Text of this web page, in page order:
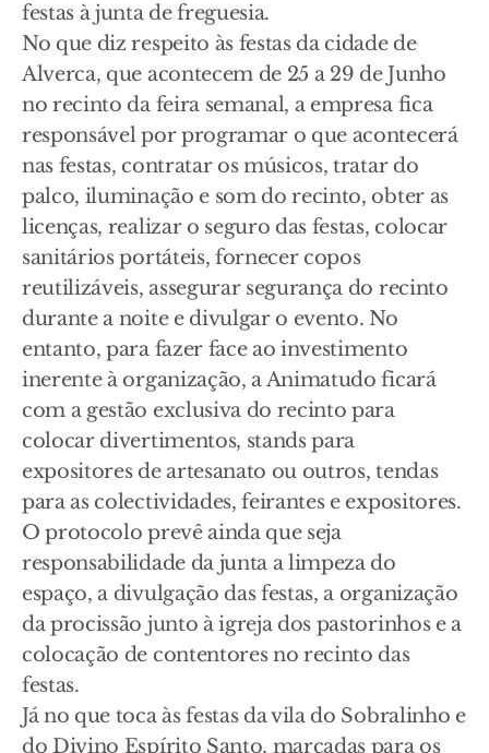
festas à junta de freguesia.
No que diz respeito às festas da cidade de
Alverca, que acontecem de 25 a 29 de Junho
no recinto da feira semanal, a empresa fica
responsável por programar o que acontecerá
nas festas, contratar os músicos, tratar do
palco, iluminação e som do recinto, obter as
licenças, realizar o seguro das festas, colocar
sanitários portáteis, fornecer copos
reutilizáveis, assegurar segurança do recinto
durante a noite e divulgar o evento. No
entanto, para fazer face ao investimento
inerente à organização, a Animatudo ficará
com a gestão exclusiva do recinto para
colocar divertimentos, stands para
expositores de artesanato ou outros, tendas
para as colectividades, feirantes e expositores.
O protocolo prevê ainda que seja
responsabilidade da junta a limpeza do
espaço, a divulgação das festas, a organização
da procissão junto à igreja dos pastorinhos e a
colocação de contentores no recinto das
festas.
Já no que toca às festas da vila do Sobralinho e
do Divino Espírito Santo, marcadas para os